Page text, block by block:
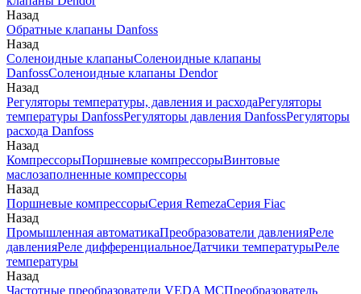
Назад
Обратные клапаны Danfoss
Назад
Соленоидные клапаныСоленоидные клапаны
DanfossСоленоидные клапаны Dendor
Назад
Регуляторы температуры, давления и расходаРегуляторы
температуры DanfossРегуляторы давления DanfossРегуляторы
расхода Danfoss
Назад
КомпрессорыПоршневые компрессорыВинтовые
маслозаполненные компрессоры
Назад
Поршневые компрессорыСерия RemezaСерия Fiac
Назад
Промышленная автоматикаПреобразователи давленияРеле
давленияРеле дифференциальноеДатчики температурыРеле
температуры
Назад
Частотные преобразователи VEDA MCПреобразователь